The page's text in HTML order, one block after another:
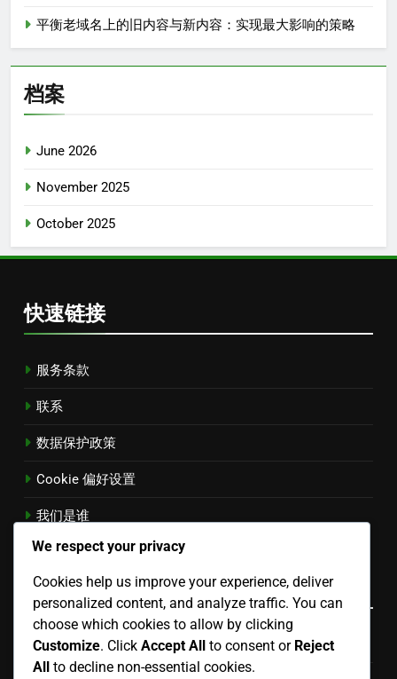
平衡老域名上的旧内容与新内容：实现最大影响的策略
档案
June 2026
November 2025
October 2025
快速链接
服务条款
联系
数据保护政策
Cookie 偏好设置
我们是谁
Chinese▾
类别
技术SEO针对Aged Domains
We respect your privacy
Cookies help us improve your experience, deliver
personalized content, and analyze traffic. You can
choose which cookies to allow by clicking
Customize. Click Accept All to consent or Reject
All to decline non-essential cookies.